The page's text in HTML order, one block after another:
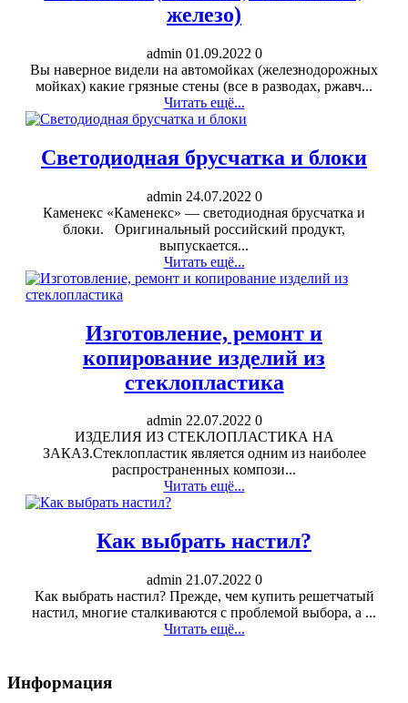
железо)
admin 01.09.2022 0
Вы наверное видели на автомойках (железнодорожных
мойках) какие грязные стены (все в разводах, ржавч...
Читать ещё...
Светодиодная брусчатка и блоки
admin 24.07.2022 0
Каменекс «Каменекс» — светодиодная брусчатка и
блоки. Оригинальный российский продукт,
выпускается...
Читать ещё...
Изготовление, ремонт и
копирование изделий из
стеклопластика
admin 22.07.2022 0
ИЗДЕЛИЯ ИЗ СТЕКЛОПЛАСТИКА НА
ЗАКАЗ.Стеклопластик является одним из наиболее
распространенных компози...
Читать ещё...
Как выбрать настил?
admin 21.07.2022 0
Как выбрать настил? Прежде, чем купить решетчатый
настил, многие сталкиваются с проблемой выбора, а ...
Читать ещё...
Информация